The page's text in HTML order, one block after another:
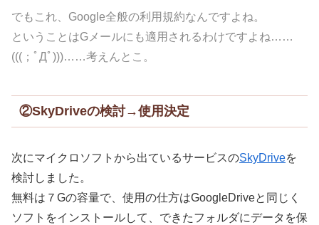
でもこれ、Google全般の利用規約なんですよね。
ということはGメールにも適用されるわけですよね……
(((；ﾟДﾟ)))……考えんとこ。
②SkyDriveの検討→使用決定
次にマイクロソフトから出ているサービスのSkyDriveを
検討しました。
無料は７Gの容量で、使用の仕方はGoogleDriveと同じく
ソフトをインストールして、できたフォルダにデータを保